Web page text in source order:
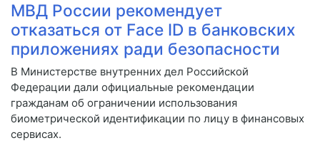
МВД России рекомендует
отказаться от Face ID в банковских
приложениях ради безопасности
В Министерстве внутренних дел Российской
Федерации дали официальные рекомендации
гражданам об ограничении использования
биометрической идентификации по лицу в финансовых
сервисах.